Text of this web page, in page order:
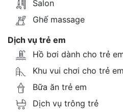
Salon
Ghế massage
Dịch vụ trẻ em
Hồ bơi dành cho trẻ
Khu vui chơi cho trẻ em
Bữa ăn trẻ em
Dịch vụ trông trẻ